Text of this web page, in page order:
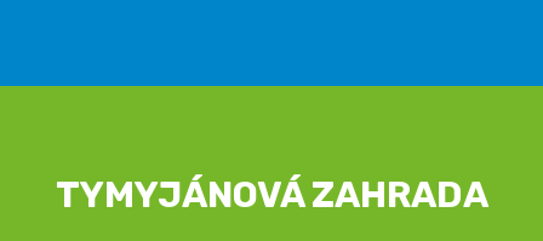
TYMYJÁNOVÁ ZAHRADA